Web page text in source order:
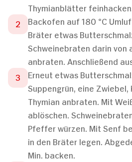
Thymianblätter feinhacken.
Backofen auf 180 °C
Bräter etwas
Schweinebraten darin von
anbraten. Anschließend
Erneut etwas
Suppengrün, eine Zwiebel,
Thymian anbraten. Mit
ablöschen.
Pfeffer würzen. Mit Senf
in den Bräter legen.
Min. backen.